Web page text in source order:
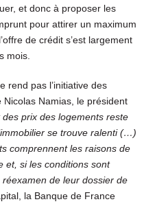
et donc à proposer les
pour attirer un maximum
de crédit s’est largement
mois.
rend pas l’initiative des
Namias, le président
des prix des logements reste
se trouve ralenti (…)
comprennent les raisons de
et, si les conditions sont
réexamen de leur dossier de
la Banque de France